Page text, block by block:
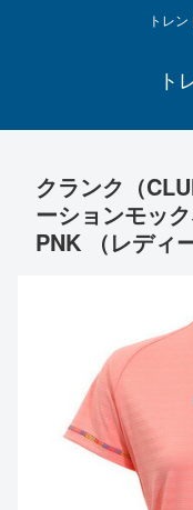
トレ
ト
クランク（
ーションモッ
PNK （レディ